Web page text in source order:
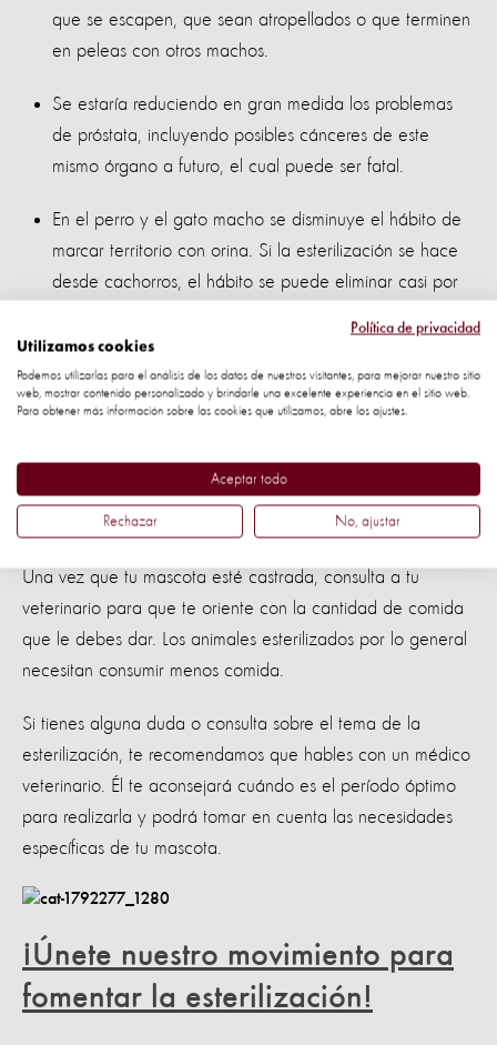
que se escapen, que sean atropellados o que terminen
en peleas con otros machos.
Se estaría reduciendo en gran medida los problemas
de próstata, incluyendo posibles cánceres de este
mismo órgano a futuro, el cual puede ser fatal.
En el perro y el gato macho se disminuye el hábito de
marcar territorio con orina. Si la esterilización se hace
desde cachorros, el hábito se puede eliminar casi por
Ten en cuenta también...
macho. Con lo cual tendrás menos problemas, en especial
con aquellos que presentan problemas de conducta
Una vez que tu mascota esté castrada, consulta a tu
veterinario para que te oriente con la cantidad de comida
que le debes dar. Los animales esterilizados por lo general
necesitan consumir menos comida.
Si tienes alguna duda o consulta sobre el tema de la
esterilización, te recomendamos que hables con un médico
veterinario. Él te aconsejará cuándo es el período óptimo
para realizarla y podrá tomar en cuenta las necesidades
específicas de tu mascota.
¡Únete nuestro movimiento para
fomentar la esterilización!
Política de privacidad
Utilizamos cookies
Podemos utilizarlas para el análisis de los datos de nuestros visitantes, para mejorar nuestro sitio
web, mostrar contenido personalizado y brindarle una excelente experiencia en el sitio web.
Para obtener más información sobre las cookies que utilizamos, abre los ajustes.
Aceptar todo
Rechazar No, ajustar